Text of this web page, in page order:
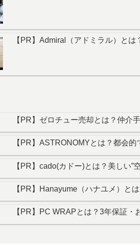
【PR】Admiral（アドミラル）と
【PR】ゼロチュー売却とは？仲介
【PR】ASTRONOMYとは？都会
【PR】cado(カドー)とは？美しい”
【PR】Hanayume（ハナユメ）と
【PR】PC WRAPとは？3年保証・